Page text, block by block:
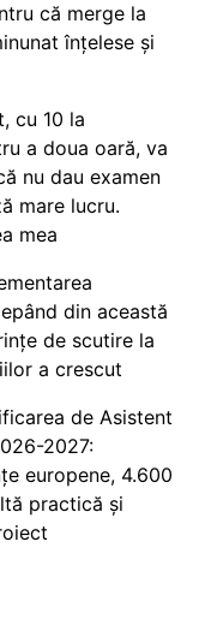
că merge la
înțelese și
cu 10 la
a doua oară, va
nu dau examen
mare lucru.
mea
din această
de scutire la
a crescut
de Asistent
2027:
europene, 4.600
practică și